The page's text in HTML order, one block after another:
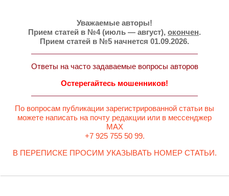
Уважаемые авторы!
Прием статей в №4 (июль — август), окончен.
Прием статей в №5 начнется 01.09.2026.
Ответы на часто задаваемые вопросы авторов
Остерегайтесь мошенников!
По вопросам публикации зарегистрированной статьи вы
можете написать на почту редакции или в мессенджер
MAX
+7 925 755 50 99.
В ПЕРЕПИСКЕ ПРОСИМ УКАЗЫВАТЬ НОМЕР СТАТЬИ.